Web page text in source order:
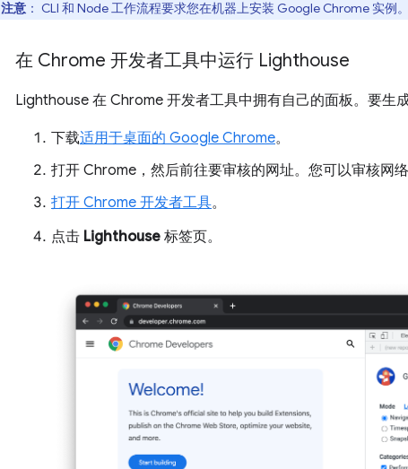
注意 ： CLI 和 Node 工作流程要求您在机器上安装 Google Chrome 实例。
在 Chrome 开发者工具中运行 Lighthouse
Lighthouse 在 Chrome 开发者工具中拥有自己的面板。要生
下载适用于桌面的 Google Chrome。
打开 Chrome，然后前往要审核的网址。您可以审核网络
打开 Chrome 开发者工具。
点击 Lighthouse 标签页。